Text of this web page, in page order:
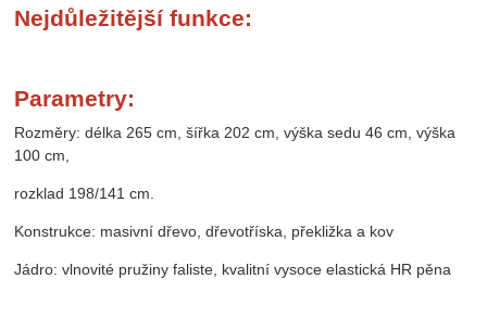
Nejdůležitější funkce:
Parametry:
Rozměry: délka 265 cm, šířka 202 cm, výška sedu 46 cm, výška
100 cm,
rozklad 198/141 cm.
Konstrukce: masivní dřevo, dřevotříska, překližka a kov
Jádro: vlnovité pružiny faliste, kvalitní vysoce elastická HR pěna